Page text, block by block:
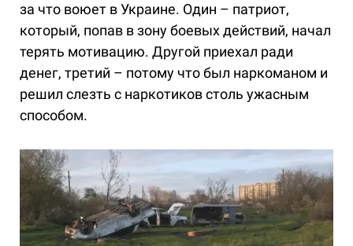
за что воюет в Украине. Один – патриот,
который, попав в зону боевых действий, начал
терять мотивацию. Другой приехал ради
денег, третий – потому что был наркоманом и
решил слезть с наркотиков столь ужасным
способом.